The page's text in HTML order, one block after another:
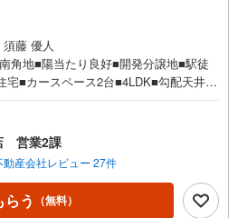
須藤 優人
角地■陽当たり良好■開発分譲地■駅徒
宅■カースペース2台■4LDK■勾配天井■
が繋がりやすくなっております。人気
わせが集中するため、お早めにお電話
現地を見学する」ボタンよりご予約い
ムーズです。【創業38周年の実績】弊
て開業し、東京・神奈川・埼玉エリアに
ります。契約件数5万件を突破し、数多く
営業2課
動産会社レビュー 27件
う （無料）